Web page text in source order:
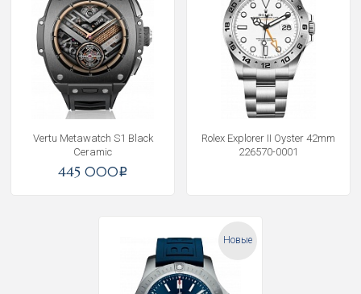
Vertu Metawatch S1 Black
Ceramic
445 000i
Rolex Explorer II Oyster 42mm
226570-0001
Новые